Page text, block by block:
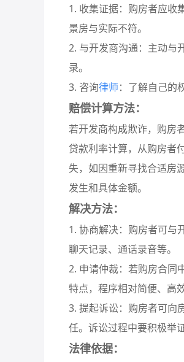
1. 收集证据：购房者应收
景房与实际不符。
2. 与开发商沟通：主动与
录。
3. 咨询律师：了解自己的
赔偿计算方法：
若开发商构成欺诈，购房
贷款利率计算，从购房者
失，如因重新寻找合适房
发生和具体金额。
解决方法：
1. 协商解决：购房者可与
聊天记录、通话录音等。
2. 申请仲裁：若购房合同
特点，程序相对简便、高效
3. 提起诉讼：购房者可向
任。诉讼过程中要积极举
法律依据：